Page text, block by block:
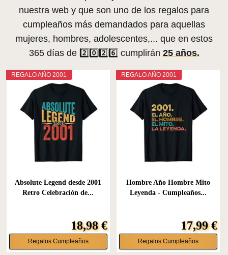
nuestra web y que son uno de los regalos para
cumpleaños más demandados para aquellas
mujeres, hombres, adolescentes,... que en estos
365 días de 2️⃣0️⃣2️⃣6️⃣ cumplirán 25 años.
REGALO AÑO 2001
Absolute Legend desde 2001
Retro Celebración de...
18,98 €
Regalos Cumpleaños
REGALO AÑO 2001
Hombre Año Hombre Mito
Leyenda - Cumpleaños...
17,99 €
Regalos Cumpleaños